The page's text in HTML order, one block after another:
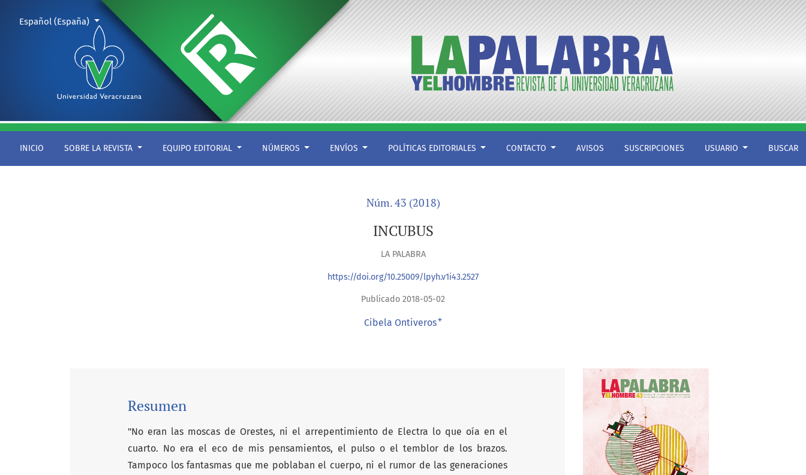
INICIO SOBRE LA REVISTA EQUIPO EDITORIAL NÚMEROS ENVÍOS POLÍTICAS EDITORIALES CONTACTO AVISOS SUSCRIPCIONES USUARIO BUSCAR
Cambiar el idioma. El actual es:
Español (España)
Núm. 43 (2018)
INCUBUS
LA PALABRA
https://doi.org/10.25009/lpyh.v1i43.2527
Publicado 2018-05-02
Cibela Ontiveros+
Resumen
"No eran las moscas de Orestes, ni el arrepentimiento de Electra lo que oía en el
cuarto. No era el eco de mis pensamientos, el pulso o el temblor de los brazos.
Tampoco los fantasmas que me poblaban el cuerpo, ni el rumor de las generaciones